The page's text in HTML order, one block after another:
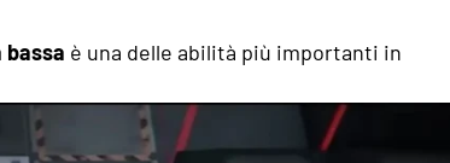
bassa è una delle abilità più importanti in